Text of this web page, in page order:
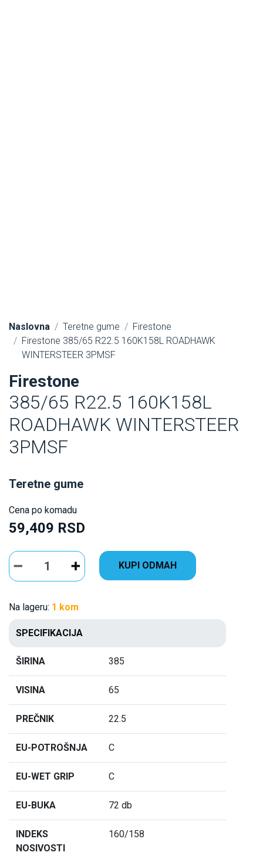
Naslovna Teretne gume
Firestone
Firestone 385/65 R22.5 160K158L ROADHAWK
WINTERSTEER 3PMSF
Firestone
385/65 R22.5 160K158L
ROADHAWK WINTERSTEER
3PMSF
Teretne gume
Cena po komadu
59,409 RSD
KUPI ODMAH
Na lageru: 1 kom
SPECIFIKACIJA
ŠIRINA 385
VISINA 65
PREČNIK 22.5
EU-POTROŠNJA C
EU-WET GRIP C
EU-BUKA 72 db
INDEKS
NOSIVOSTI
160/158